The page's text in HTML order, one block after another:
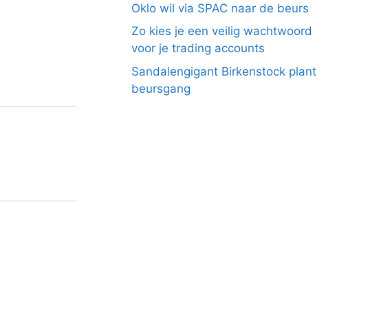
Oklo wil via SPAC naar de beurs
Zo kies je een veilig wachtwoord
voor je trading accounts
Sandalengigant Birkenstock plant
beursgang